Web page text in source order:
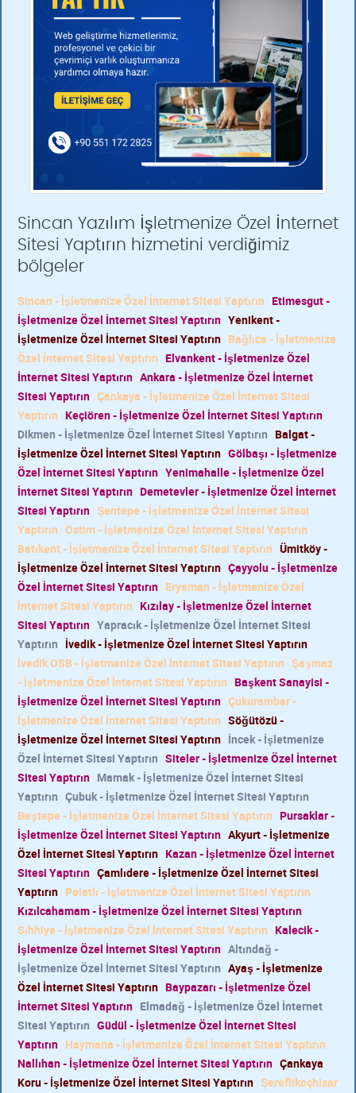
Sincan Yazılım İşletmenize Özel İnternet
Sitesi Yaptırın hizmetini verdiğimiz
bölgeler
Sincan - İşletmenize Özel İnternet Sitesi Yaptırın Etimesgut -
İşletmenize Özel İnternet Sitesi Yaptırın Yenikent -
İşletmenize Özel İnternet Sitesi Yaptırın Bağlıca - İşletmenize
Özel İnternet Sitesi Yaptırın Elvankent - İşletmenize Özel
İnternet Sitesi Yaptırın Ankara - İşletmenize Özel İnternet
Sitesi Yaptırın Çankaya - İşletmenize Özel İnternet Sitesi
Yaptırın Keçiören - İşletmenize Özel İnternet Sitesi Yaptırın
Dikmen - İşletmenize Özel İnternet Sitesi Yaptırın Balgat -
İşletmenize Özel İnternet Sitesi Yaptırın Gölbaşı - İşletmenize
Özel İnternet Sitesi Yaptırın Yenimahalle - İşletmenize Özel
İnternet Sitesi Yaptırın Demetevler - İşletmenize Özel İnternet
Sitesi Yaptırın Şentepe - İşletmenize Özel İnternet Sitesi
Yaptırın Ostim - İşletmenize Özel İnternet Sitesi Yaptırın
Batıkent - İşletmenize Özel İnternet Sitesi Yaptırın Ümitköy -
İşletmenize Özel İnternet Sitesi Yaptırın Çayyolu - İşletmenize
Özel İnternet Sitesi Yaptırın Eryaman - İşletmenize Özel
İnternet Sitesi Yaptırın Kızılay - İşletmenize Özel İnternet
Sitesi Yaptırın Yapracık - İşletmenize Özel İnternet Sitesi
Yaptırın İvedik - İşletmenize Özel İnternet Sitesi Yaptırın
İvedik OSB - İşletmenize Özel İnternet Sitesi Yaptırın Şaşmaz
- İşletmenize Özel İnternet Sitesi Yaptırın Başkent Sanayisi -
İşletmenize Özel İnternet Sitesi Yaptırın Çukurambar -
İşletmenize Özel İnternet Sitesi Yaptırın Söğütözü -
İşletmenize Özel İnternet Sitesi Yaptırın İncek - İşletmenize
Özel İnternet Sitesi Yaptırın Siteler - İşletmenize Özel İnternet
Sitesi Yaptırın Mamak - İşletmenize Özel İnternet Sitesi
Yaptırın Çubuk - İşletmenize Özel İnternet Sitesi Yaptırın
Beştepe - İşletmenize Özel İnternet Sitesi Yaptırın Pursaklar -
İşletmenize Özel İnternet Sitesi Yaptırın Akyurt - İşletmenize
Özel İnternet Sitesi Yaptırın Kazan - İşletmenize Özel İnternet
Sitesi Yaptırın Çamlıdere - İşletmenize Özel İnternet Sitesi
Yaptırın Polatlı - İşletmenize Özel İnternet Sitesi Yaptırın
Kızılcahamam - İşletmenize Özel İnternet Sitesi Yaptırın
Sıhhiye - İşletmenize Özel İnternet Sitesi Yaptırın Kalecik -
İşletmenize Özel İnternet Sitesi Yaptırın Altındağ -
İşletmenize Özel İnternet Sitesi Yaptırın Ayaş - İşletmenize
Özel İnternet Sitesi Yaptırın Baypazarı - İşletmenize Özel
İnternet Sitesi Yaptırın Elmadağ - İşletmenize Özel İnternet
Sitesi Yaptırın Güdül - İşletmenize Özel İnternet Sitesi
Yaptırın Haymana - İşletmenize Özel İnternet Sitesi Yaptırın
Nallıhan - İşletmenize Özel İnternet Sitesi Yaptırın Çankaya
Koru - İşletmenize Özel İnternet Sitesi Yaptırın Şereflikoçhisar